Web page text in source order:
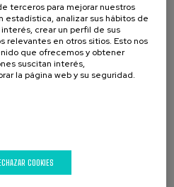
terceros para mejorar nuestros
estadística, analizar sus hábitos de
crear un perfil de sus
relevantes en otros sitios. Esto nos
que ofrecemos y obtener
suscitan interés,
la página web y su seguridad.
COOKIES